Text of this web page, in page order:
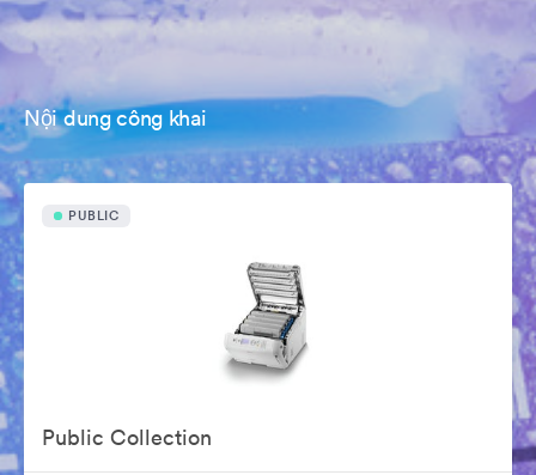
Nội dung công khai
PUBLIC
Public Collection